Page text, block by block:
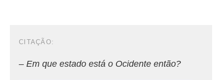
– Em que estado está o Ocidente então?